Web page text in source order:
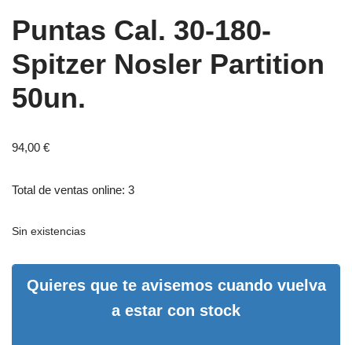
Puntas Cal. 30-180-
Spitzer Nosler Partition
50un.
94,00 €
Total de ventas online: 3
Sin existencias
Quieres que te avisemos cuando vuelva
a estar con stock